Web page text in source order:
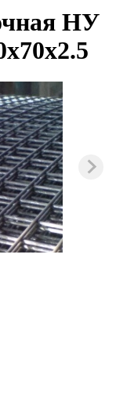
НУ